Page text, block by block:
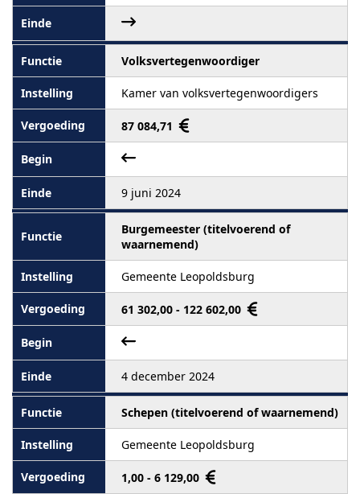
Volksvertegenwoordiger
Kamer van volksvertegenwoordigers
87 084,71
9 juni 2024
Burgemeester (titelvoerend of
waarnemend)
Gemeente Leopoldsburg
61 302,00 - 122 602,00
4 december 2024
Schepen (titelvoerend of waarnemend)
Gemeente Leopoldsburg
1,00 - 6 129,00